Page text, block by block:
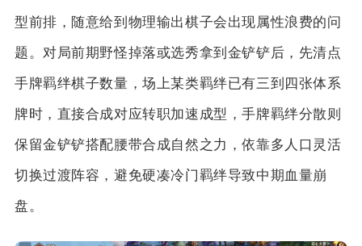
型前排，随意给到物理输出棋子会出现属性浪费的问
题。对局前期野怪掉落或选秀拿到金铲铲后，先清点
手牌羁绊棋子数量，场上某类羁绊已有三到四张体系
牌时，直接合成对应转职加速成型，手牌羁绊分散则
保留金铲铲搭配腰带合成自然之力，依靠多人口灵活
切换过渡阵容，避免硬凑冷门羁绊导致中期血量崩
盘。